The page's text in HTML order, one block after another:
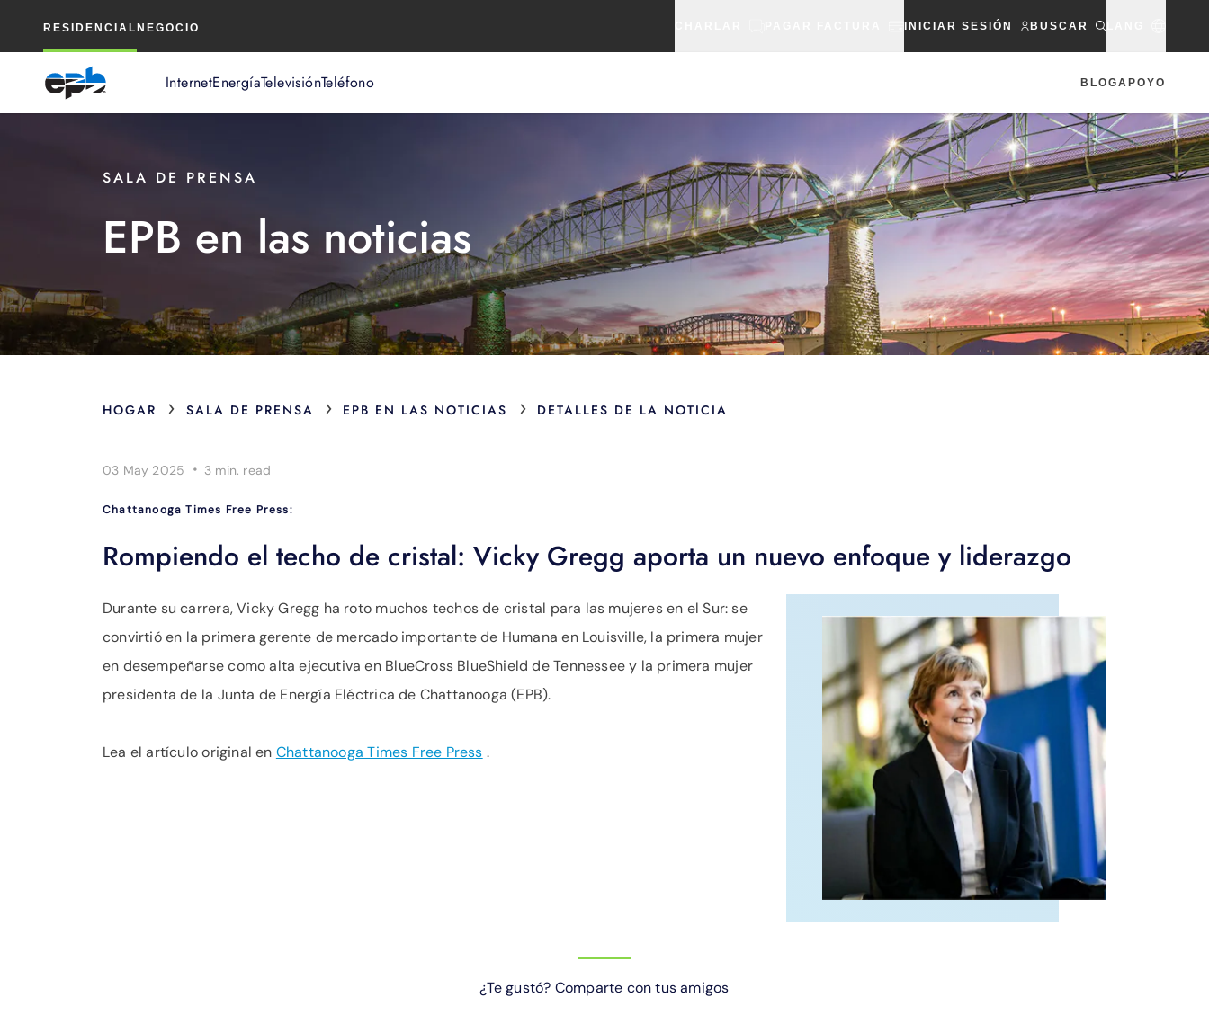
RESIDENCIAL NEGOCIO INICIAR SESIÓN BUSCAR
InternetEnergíaTelevisiónTeléfono BLOGAPOYO
principal
SALA DE PRENSA
EPB en las noticias
HOGAR › SALA DE PRENSA › EPB EN LAS NOTICIAS › DETALLES DE LA NOTICIA
03 May 2025 · 3 min. read
Chattanooga Times Free Press:
Rompiendo el techo de cristal: Vicky Gregg aporta un nuevo enfoque y liderazgo
Durante su carrera, Vicky Gregg ha roto muchos techos de cristal para las mujeres en el Sur: se
convirtió en la primera gerente de mercado importante de Humana en Louisville, la primera mujer
en desempeñarse como alta ejecutiva en BlueCross BlueShield de Tennessee y la primera mujer
presidenta de la Junta de Energía Eléctrica de Chattanooga (EPB).
Lea el artículo original en Chattanooga Times Free Press .
¿Te gustó? Comparte con tus amigos